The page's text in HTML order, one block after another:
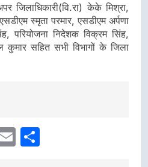
जिलाधिकारी(वि.रा) केके मिश्रा,
स्मृता परमार, एसडीएम अर्पणा
परियोजना निदेशक विक्रम सिंह,
कुमार सहित सभी विभागों के जिला
Email